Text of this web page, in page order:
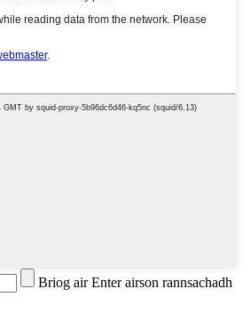
Briog air Enter airson rannsachadh